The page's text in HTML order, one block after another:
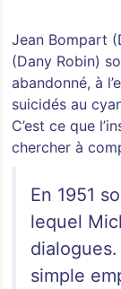
Jean Bompart
(Dany Robin)
abandonné, à
suicidés au
C’est ce que
chercher à
En 1951
lequel
simple